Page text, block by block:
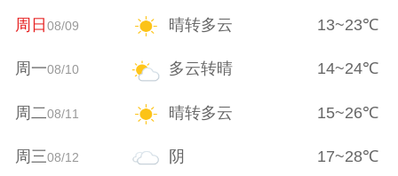
周日08/09 晴转多云 13~23℃
周一08/10 多云转晴 14~24℃
周二08/11 晴转多云 15~26℃
周三08/12 阴 17~28℃